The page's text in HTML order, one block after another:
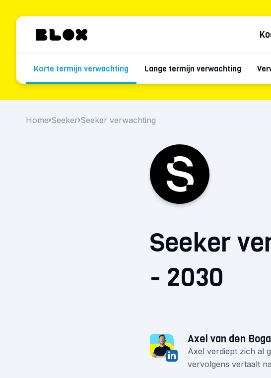
Korte termijn verwachting Lange termijn verwachting
Home Seeker Seeker verwachting
Seeker
- 2030
Axel van den
Axel verdiept zich al
vervolgens vertaalt